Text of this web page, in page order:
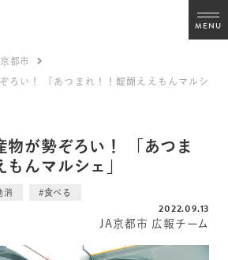
MENU
都市
ろい！ 「あつまれ！！醍醐ええもんマルシ
物が勢ぞろい！ 「あつま
んマルシェ」
消 #食べる
2022.09.13
JA京都市 広報チーム